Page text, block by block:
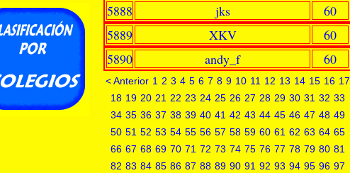
5888
jks
60
5889
XKV
60
5890
andy_f 60
< Anterior 1 2 3 4 5 6 7 8 9 10 11 12 13 14 15 16 17
18 19 20 21 22 23 24 25 26 27 28 29 30 31 32 33
34 35 36 37 38 39 40 41 42 43 44 45 46 47 48 49
50 51 52 53 54 55 56 57 58 59 60 61 62 63 64 65
66 67 68 69 70 71 72 73 74 75 76 77 78 79 80 81
82 83 84 85 86 87 88 89 90 91 92 93 94 95 96 97